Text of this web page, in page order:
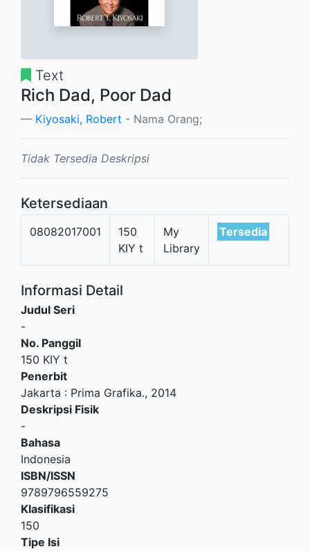
Text
Rich Dad, Poor Dad
Kiyosaki, Robert - Nama Orang;
Tidak Tersedia Deskripsi
Ketersediaan
08082017001
150
KIY t
My
Library
Tersedia
Informasi Detail
Judul Seri
-
No. Panggil
150 KIY t
Penerbit
Jakarta : Prima Grafika., 2014
Deskripsi Fisik
-
Bahasa
Indonesia
ISBN/ISSN
9789796559275
Klasifikasi
150
Tipe Isi